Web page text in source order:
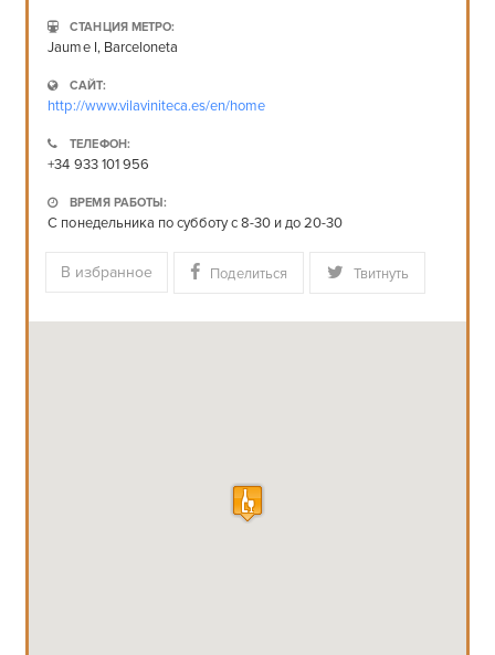
СТАНЦИЯ МЕТРО:
Jaume I, Barceloneta
САЙТ:
http://www.vilaviniteca.es/en/home
ТЕЛЕФОН:
+34 933 101 956
ВРЕМЯ РАБОТЫ:
C понедельника по субботу с 8-30 и до 20-30
В избранное Поделиться Твитнуть